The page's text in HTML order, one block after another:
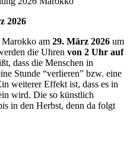
2026
Marokko am 29. März 2026 um
die Uhren von 2 Uhr auf
dass die Menschen in
Stunde “verlieren” bzw. eine
weiterer Effekt ist, dass es in
wird. Die so künstlich
in den Herbst, denn da folgt